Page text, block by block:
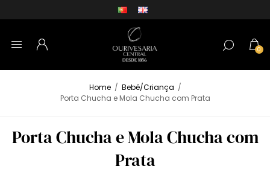
0
Home / Bebé/Criança /
Porta Chucha e Mola Chucha com Prata
Porta Chucha e Mola Chucha com
Prata